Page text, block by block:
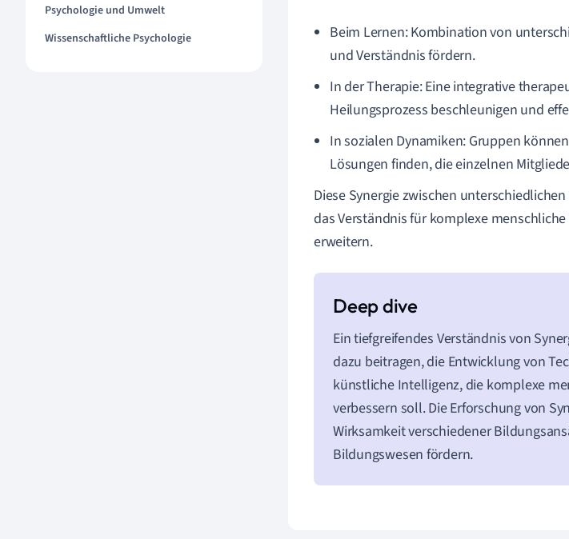
Psychologie und Umwelt
Wissenschaftliche Psychologie
Beim Lernen: Kombination von
und Verständnis fördern.
In der Therapie: Eine integrative
Heilungsprozess beschleunigen und
In sozialen Dynamiken: Gruppen
Lösungen finden, die einzelnen
Diese Synergie zwischen
das Verständnis für komplexe
erweitern.
Ein tiefgreifendes Verständnis von
dazu beitragen, die Entwicklung von
künstliche Intelligenz, die komplexe
verbessern soll. Die Erforschung von
Wirksamkeit verschiedener
Bildungswesen fördern.